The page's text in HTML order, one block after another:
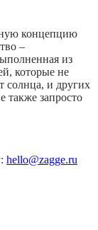
концепцию
–
из
которые не
солнца, и других
также запросто
hello@zagge.ru